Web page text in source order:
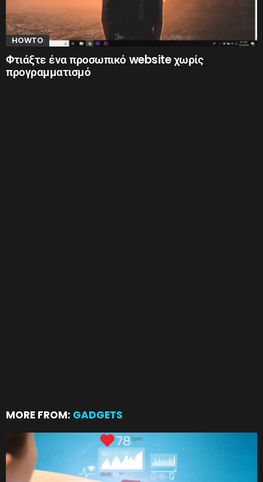
HOWTO
Φτιάξτε ένα προσωπικό website χωρίς
προγραμματισμό
MORE FROM: GADGETS